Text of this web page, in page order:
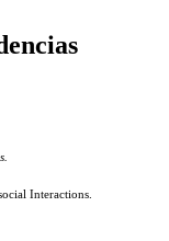
Interactions.